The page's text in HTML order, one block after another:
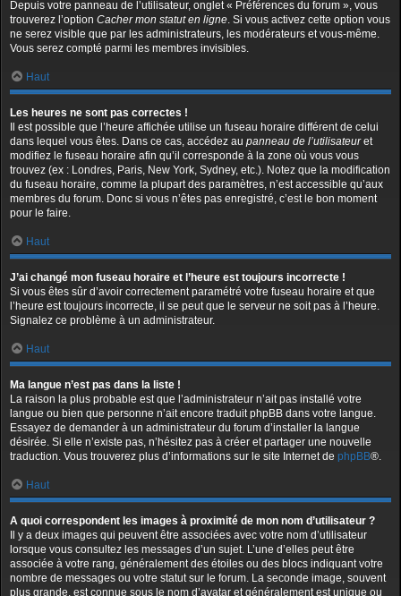
Depuis votre panneau de l’utilisateur, onglet « Préférences du forum », vous
trouverez l’option Cacher mon statut en ligne. Si vous activez cette option vous
ne serez visible que par les administrateurs, les modérateurs et vous-même.
Vous serez compté parmi les membres invisibles.
Haut
Les heures ne sont pas correctes !
Il est possible que l’heure affichée utilise un fuseau horaire différent de celui
dans lequel vous êtes. Dans ce cas, accédez au panneau de l’utilisateuret
modifiez le fuseau horaire afin qu’il corresponde à la zone où vous vous
trouvez (ex : Londres, Paris, New York, Sydney, etc.). Notez que la modification
du fuseau horaire, comme la plupart des paramètres, n’est accessible qu’aux
membres du forum. Donc si vous n’êtes pas enregistré, c’est le bon moment
pour le faire.
Haut
J’ai changé mon fuseau horaire et l’heure est toujours incorrecte !
Si vous êtes sûr d’avoir correctement paramétré votre fuseau horaire et que
l’heure est toujours incorrecte, il se peut que le serveur ne soit pas à l’heure.
Signalez ce problème à un administrateur.
Haut
Ma langue n’est pas dans la liste !
La raison la plus probable est que l’administrateur n’ait pas installé votre
langue ou bien que personne n’ait encore traduit phpBB dans votre langue.
Essayez de demander à un administrateur du forum d’installer la langue
désirée. Si elle n’existe pas, n’hésitez pas à créer et partager une nouvelle
traduction. Vous trouverez plus d’informations sur le site Internet de phpBB®.
Haut
A quoi correspondent les images à proximité de mon nom d’utilisateur ?
Il y a deux images qui peuvent être associées avec votre nom d’utilisateur
lorsque vous consultez les messages d’un sujet. L’une d’elles peut être
associée à votre rang, généralement des étoiles ou des blocs indiquant votre
nombre de messages ou votre statut sur le forum. La seconde image, souvent
plus grande, est connue sous le nom d’avatar et généralement est unique ou